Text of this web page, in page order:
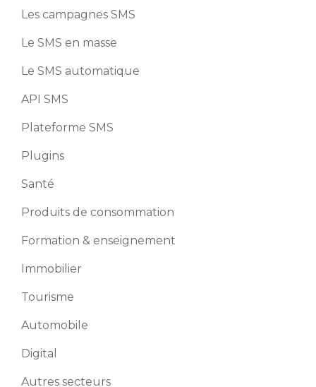
Les campagnes SMS
Le SMS en masse
Le SMS automatique
API SMS
Plateforme SMS
Plugins
Santé
Produits de consommation
Formation & enseignement
Immobilier
Tourisme
Automobile
Digital
Autres secteurs